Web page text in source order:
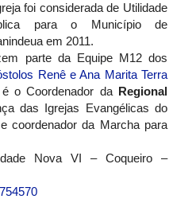
foi considerada de Utilidade
para o Município de
em 2011.
parte da Equipe M12 dos
Renê e Ana Marita Terra
o Coordenador da Regional
das Igrejas Evangélicas do
coordenador da Marcha para
Nova VI – Coqueiro –